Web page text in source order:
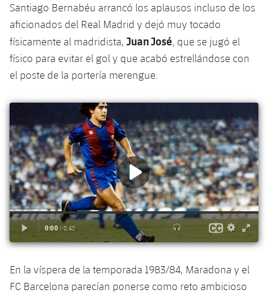
Santiago Bernabéu arrancó los aplausos incluso de los
aficionados del Real Madrid y dejó muy tocado
físicamente al madridista, Juan José, que se jugó el
físico para evitar el gol y que acabó estrellándose con
el poste de la portería merengue.
En la víspera de la temporada 1983/84, Maradona y el
FC Barcelona parecían ponerse como reto ambicioso